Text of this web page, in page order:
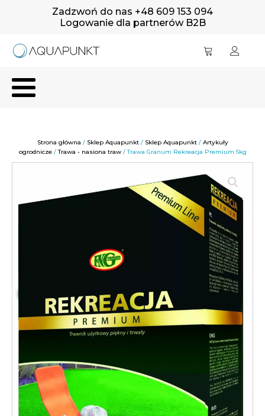
Zadzwoń do nas +48 609 153 094
Logowanie dla partnerów B2B
Strona główna / Sklep Aquapunkt/ Sklep Aquapunkt/ Artykuły
ogrodnicze/Trawa - nasiona traw/ Trawa Granum Rekreacja Premium 5kg